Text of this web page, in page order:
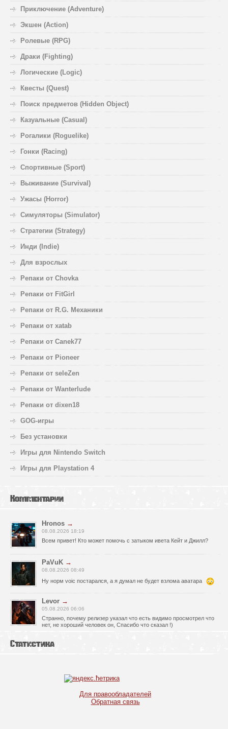
Приключение (Adventure)
Экшен (Action)
Ролевые (RPG)
Драки (Fighting)
Логические (Logic)
Квесты (Quest)
Поиск предметов (Hidden Object)
Казуальные (Casual)
Рогалики (Roguelike)
Гонки (Racing)
Спортивные (Sport)
Выживание (Survival)
Ужасы (Horror)
Симуляторы (Simulator)
Стратегии (Strategy)
Инди (Indie)
Для взрослых
Репаки от Chovka
Репаки от FitGirl
Репаки от R.G. Механики
Репаки от xatab
Репаки от Canek77
Репаки от Pioneer
Репаки от seleZen
Репаки от Wanterlude
Репаки от dixen18
GOG-игры
Без установки
Игры для Nintendo Switch
Игры для Playstation 4
Комментарии
Hronos →
08.08.2026 18:19
Всем привет! Кто может помочь с затыком ивета Кейт и Джилл?
PaVuK →
08.08.2026 08:49
Ну норм voic постарался, а я думал не будет взлома аватара
Levor →
05.08.2026 06:06
Странно, почему релизер указал что есть видимо просмотрел что
нет, не хороший человек он, Спасибо что сказал !)
fr0zen142
05.08.2026 01:40
→
Игра интересная,а снизил одну звезду за то что нет уменьшения
экрана,играешь только на полном мониторе,очень неудобно!
Статистика
Для правообладателей
Обратная связь